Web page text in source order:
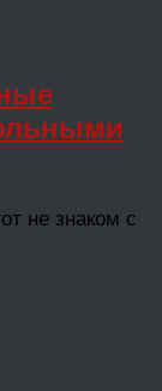
не знаком с